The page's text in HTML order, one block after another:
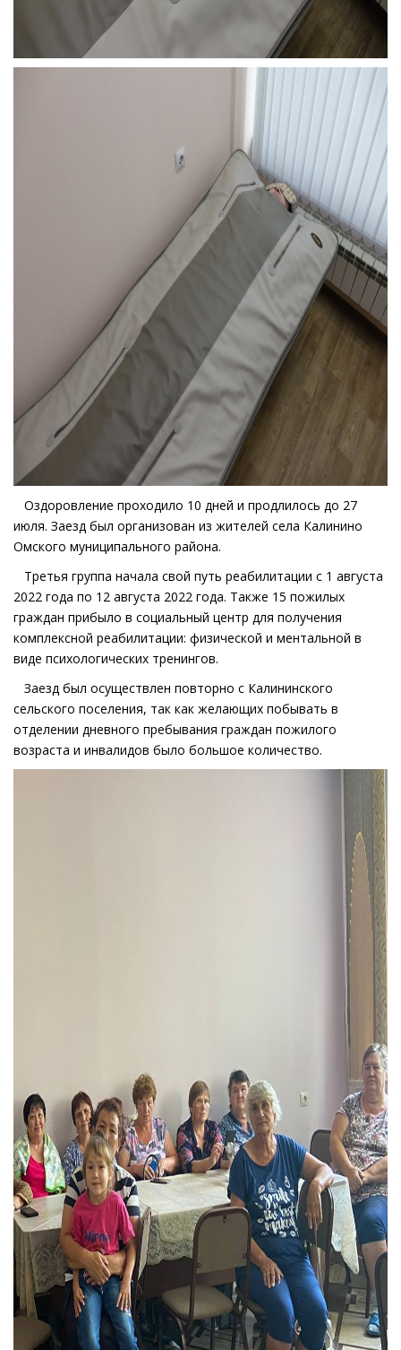
Оздоровление проходило 10 дней и продлилось до 27
июля. Заезд был организован из жителей села Калинино
Омского муниципального района.
Третья группа начала свой путь реабилитации с 1 августа
2022 года по 12 августа 2022 года. Также 15 пожилых
граждан прибыло в социальный центр для получения
комплексной реабилитации: физической и ментальной в
виде психологических тренингов.
Заезд был осуществлен повторно с Калининского
сельского поселения, так как желающих побывать в
отделении дневного пребывания граждан пожилого
возраста и инвалидов было большое количество.